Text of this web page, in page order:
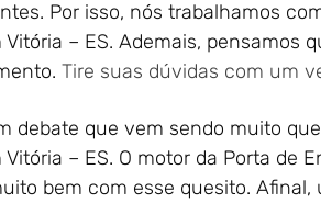
Por isso, nós trabalhamos
– ES. Ademais, pensamos
Tire suas dúvidas com um
debate que vem sendo muito
– ES. O motor da Porta de
bem com esse quesito.